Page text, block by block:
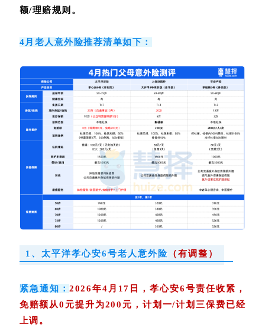
额/理赔规则。
4月老人意外险推荐清单如下：
1、太平洋孝心安6号老人意外险 （有调整）
紧急通知：2026年4月17日，孝心安6号责任收紧，
免赔额从0元提升为200元，计划一/计划三保费已经
上调。